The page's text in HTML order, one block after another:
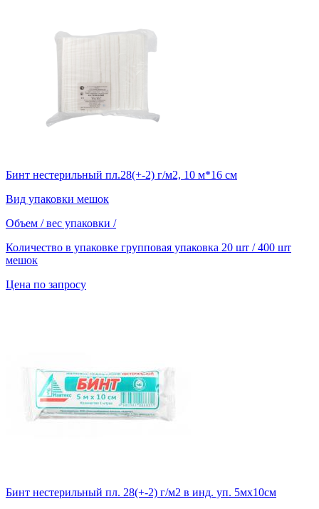
Бинт нестерильный пл.28(+-2) г/м2, 10 м*16 см
Вид упаковки мешок
Объем / вес упаковки /
Количество в упаковке групповая упаковка 20 шт / 400 шт
мешок
Цена по запросу
Бинт нестерильный пл. 28(+-2) г/м2 в инд. уп. 5мх10см